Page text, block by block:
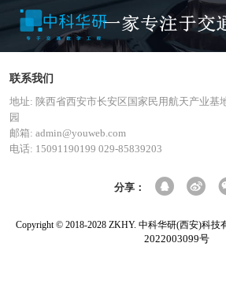
联系我们
地址: 陕西省西安市长安区国家民用航天产业基
园
邮箱: admin@youweb.com
电话: 15091190199 029-85839203
分享：
Copyright © 2018-2028 ZKHY. 中科华研(西安)科技
2022003099号